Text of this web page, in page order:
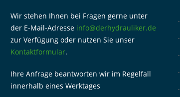
Wir stehen Ihnen bei Fragen gerne unter
der E-Mail-Adresse info@derhydrauliker.de
zur Verfügung oder nutzen Sie unser
Kontaktformular.
Ihre Anfrage beantworten wir im Regelfall
innerhalb eines Werktages